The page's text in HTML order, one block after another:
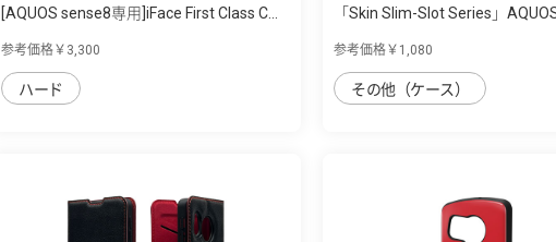
[AQUOS sense8専用]iFace First Class C...
参考価格￥3,300
ハード
「Skin Slim-Slot Series」
参考価格￥1,080
その他（ケース）